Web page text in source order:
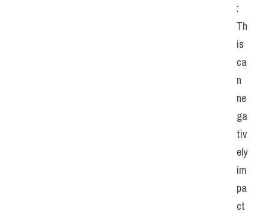
:
Th
is
ca
n
ne
ga
tiv
ely
im
pa
ct